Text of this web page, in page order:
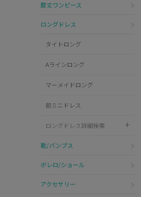
膝丈ワンピース
ロングドレス
タイトロング
Aラインロング
マーメイドロング
前ミニドレス
ロングドレス詳細検索
靴/パンプス
ボレロ/ショール
アクセサリー